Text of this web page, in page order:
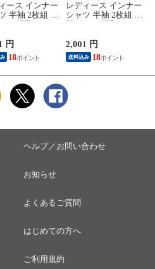
ース インナー
半袖 2枚組 素
イ 汗取り フ
ナーシャツ
付き 春夏 汗
止 汗 対策 綿
業 S5022B-RT
肌着
円
18
レディース インナー
シャツ 半袖 2枚組 素
肌ドライ 汗取り フ
り インナーシャツ
パッド付き 春夏 汗
染み 防止 汗 対策 綿
ット工業 S5022B-RT
涼しい 肌着
2,001 円
送料込み 18
ヘルプ／お問い合わせ
お知らせ
よくあるご質問
はじめての方へ
ご利用規約